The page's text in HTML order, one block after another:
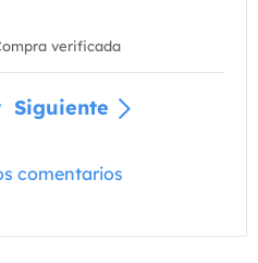
verificada
Siguiente
comentarios